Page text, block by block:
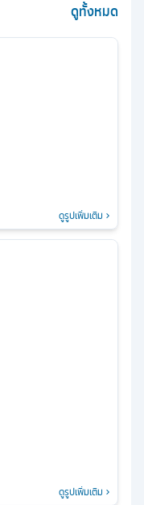
ดูทั้งหมด
ดูรูปเพิ่มเติม
ดูรูปเพิ่มเติม